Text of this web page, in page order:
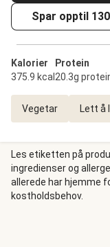
Spar opptil
Kalorier
375.9 kcal
Protein
20.3g
Vegetar Lett å
Les etiketten på
ingredienser og
allerede har hjemme
kostholdsbehov.